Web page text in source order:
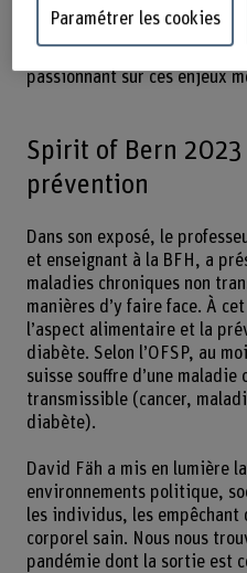
croissante d’une
du 24 aout 2023, des
passionnant sur ces enjeux
Spirit of Bern
prévention
Dans son exposé, le
et enseignant à la BFH, a
maladies chroniques non
manières d’y faire face. À
l’aspect alimentaire et la
diabète. Selon l’OFSP, au
suisse souffre d’une maladie
transmissible (cancer,
diabète).
David Fäh a mis en lumière
environnements politique,
les individus, les
corporel sain. Nous nous
pandémie dont la sortie est
Paramétrer les cookies